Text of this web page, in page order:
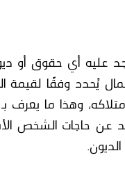
عليه أي حقوق أو
يُحدد وفقًا لقيمة
وهذا ما يعرف بـ
عن حاجات الشخص